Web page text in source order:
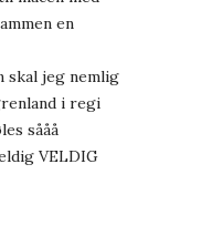
en
skal jeg nemlig
i regi
sååå
VELDIG